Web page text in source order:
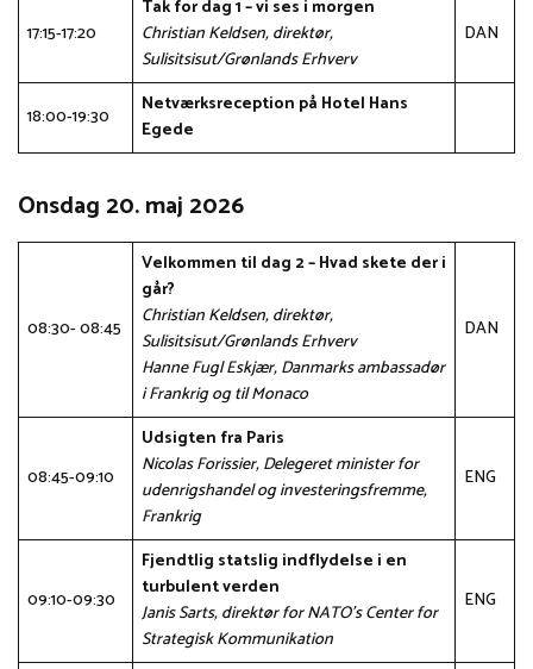
17:15-17:20
Tak for dag 1 – vi ses i morgen
Christian Keldsen, direktør,
Sulisitsisut/Grønlands Erhverv
DAN
18:00-19:30
Netværksreception på Hotel Hans
Egede
Onsdag 20. maj 2026
08:30- 08:45
Velkommen til dag 2 – Hvad skete der i
går?
Christian Keldsen, direktør,
Sulisitsisut/Grønlands Erhverv
Hanne Fugl Eskjær, Danmarks ambassadør
i Frankrig og til Monaco
DAN
08:45-09:10
Udsigten fra Paris
Nicolas Forissier, Delegeret minister for
udenrigshandel og investeringsfremme,
Frankrig
ENG
09:10-09:30
Fjendtlig statslig indflydelse i en
turbulent verden
Janis Sarts, direktør for NATO's Center for
Strategisk Kommunikation
ENG